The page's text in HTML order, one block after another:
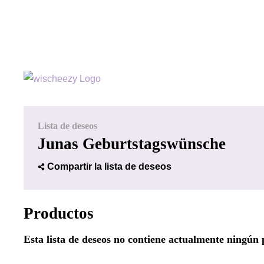
Lista de deseos
Junas Geburtstagswünsche
Compartir la lista de deseos
Productos
Esta lista de deseos no contiene actualmente ningún